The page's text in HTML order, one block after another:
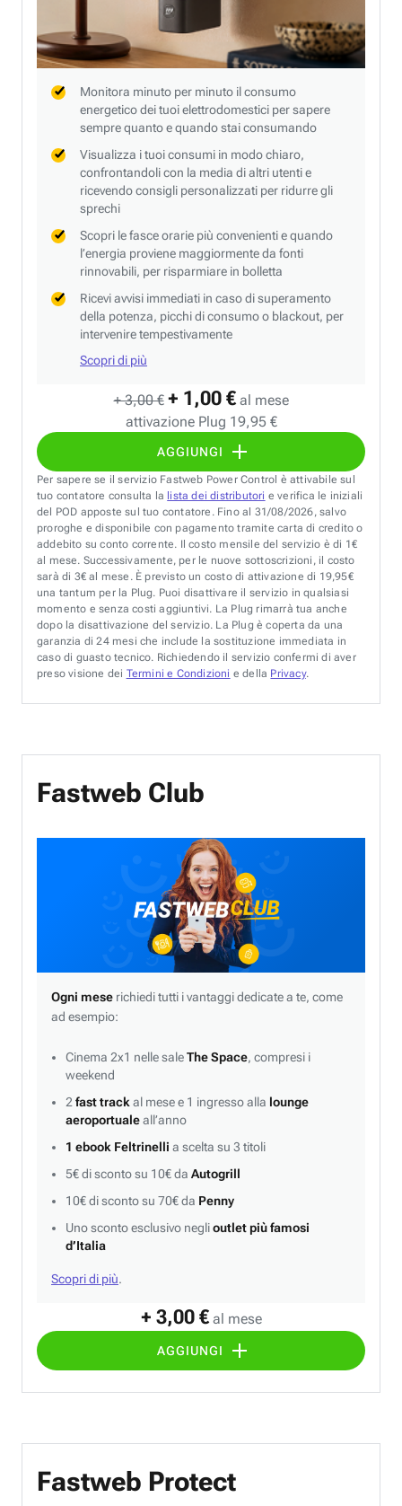
+ 3,00 € + 1,00 € al mese
attivazione Plug 19,95 €
AGGIUNGI
Monitora minuto per minuto il consumo
energetico dei tuoi elettrodomestici per sapere
sempre quanto e quando stai consumando
Visualizza i tuoi consumi in modo chiaro,
confrontandoli con la media di altri utenti e
ricevendo consigli personalizzati per ridurre gli
sprechi
Scopri le fasce orarie più convenienti e quando
l’energia proviene maggiormente da fonti
rinnovabili, per risparmiare in bolletta
Ricevi avvisi immediati in caso di superamento
della potenza, picchi di consumo o blackout, per
intervenire tempestivamente
Scopri di più
Per sapere se il servizio Fastweb Power Control è attivabile sul
tuo contatore consulta la lista dei distributori e verifica le iniziali
del POD apposte sul tuo contatore. Fino al 31/08/2026, salvo
proroghe e disponibile con pagamento tramite carta di credito o
addebito su conto corrente. Il costo mensile del servizio è di 1€
al mese. Successivamente, per le nuove sottoscrizioni, il costo
sarà di 3€ al mese. È previsto un costo di attivazione di 19,95€
una tantum per la Plug. Puoi disattivare il servizio in qualsiasi
momento e senza costi aggiuntivi. La Plug rimarrà tua anche
dopo la disattivazione del servizio. La Plug è coperta da una
garanzia di 24 mesi che include la sostituzione immediata in
caso di guasto tecnico. Richiedendo il servizio confermi di aver
preso visione dei Termini e Condizioni e della Privacy.
Fastweb Club
+ 3,00 € al mese
AGGIUNGI
Ogni mese richiedi tutti i vantaggi dedicate a te, come
ad esempio:
Cinema 2x1 nelle saleThe Space, compresi i
weekend
2 fast track al mese e 1 ingresso alla lounge
aeroportualeall’anno
1 ebook Feltrinelli a scelta su 3 titoli
5€ di sconto su 10€ da Autogrill
10€ di sconto su 70€ da Penny
Uno sconto esclusivo neglioutlet più famosi
d’Italia
Scopri di più.
Fastweb Protect